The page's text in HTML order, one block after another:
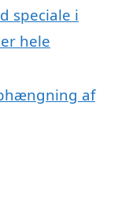
speciale i
hele
af